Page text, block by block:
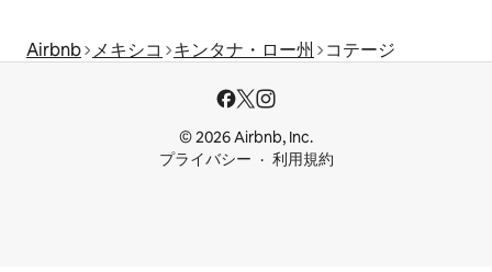
Airbnb メキシコ キンタナ・ロー州 コテージ
© 2026 Airbnb, Inc.
プライバシー
利用規約